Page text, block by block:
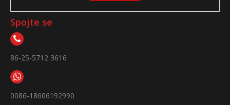
Spojte se
86-25-5712 3616
0086-18606192990